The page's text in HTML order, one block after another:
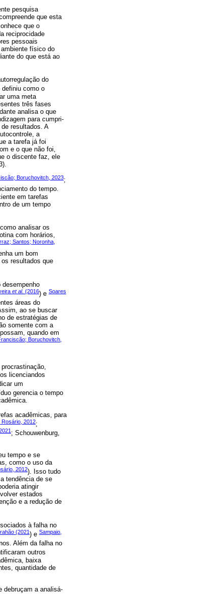
pesquisa
que esta
que o
reciprocidade
pessoais
físico do
do que está ao
do
definiu como o
uma meta
três fases
analisa o que
para cumpri-
resultados. A
a
a tarefa já foi
e o que não foi,
o discente faz, ele
Boruchovitch, 2023;
do tempo.
em tarefas
de um tempo
analisar os
com horários,
Santos; Noronha,
um bom
resultados que
et al. (2016) e Soares
áreas do
ao se buscar
de estratégias de
somente com a
quando em
Boruchovitch,
licenciandos
um
gerencia o tempo
acadêmicas, para
Rosário, 2012;
; Schouwenburg,
tempo e se
como o uso da
2012). Isso tudo
tendência de se
atingir
estados
e a redução de
à falha no
(2021) e Sampaio,
Além da falha no
outros
baixa
quantidade de
debruçam a analisá-